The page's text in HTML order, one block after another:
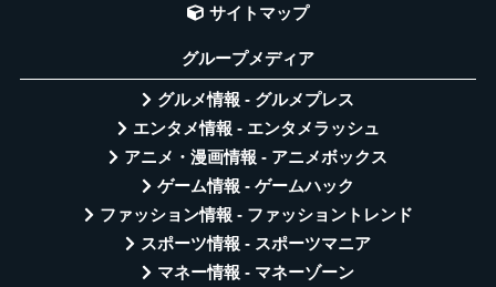
サイトマップ
グループメディア
グルメ情報 - グルメプレス
エンタメ情報 - エンタメラッシュ
アニメ・漫画情報 - アニメボックス
ゲーム情報 - ゲームハック
ファッション情報 - ファッショントレンド
スポーツ情報 - スポーツマニア
マネー情報 - マネーゾーン